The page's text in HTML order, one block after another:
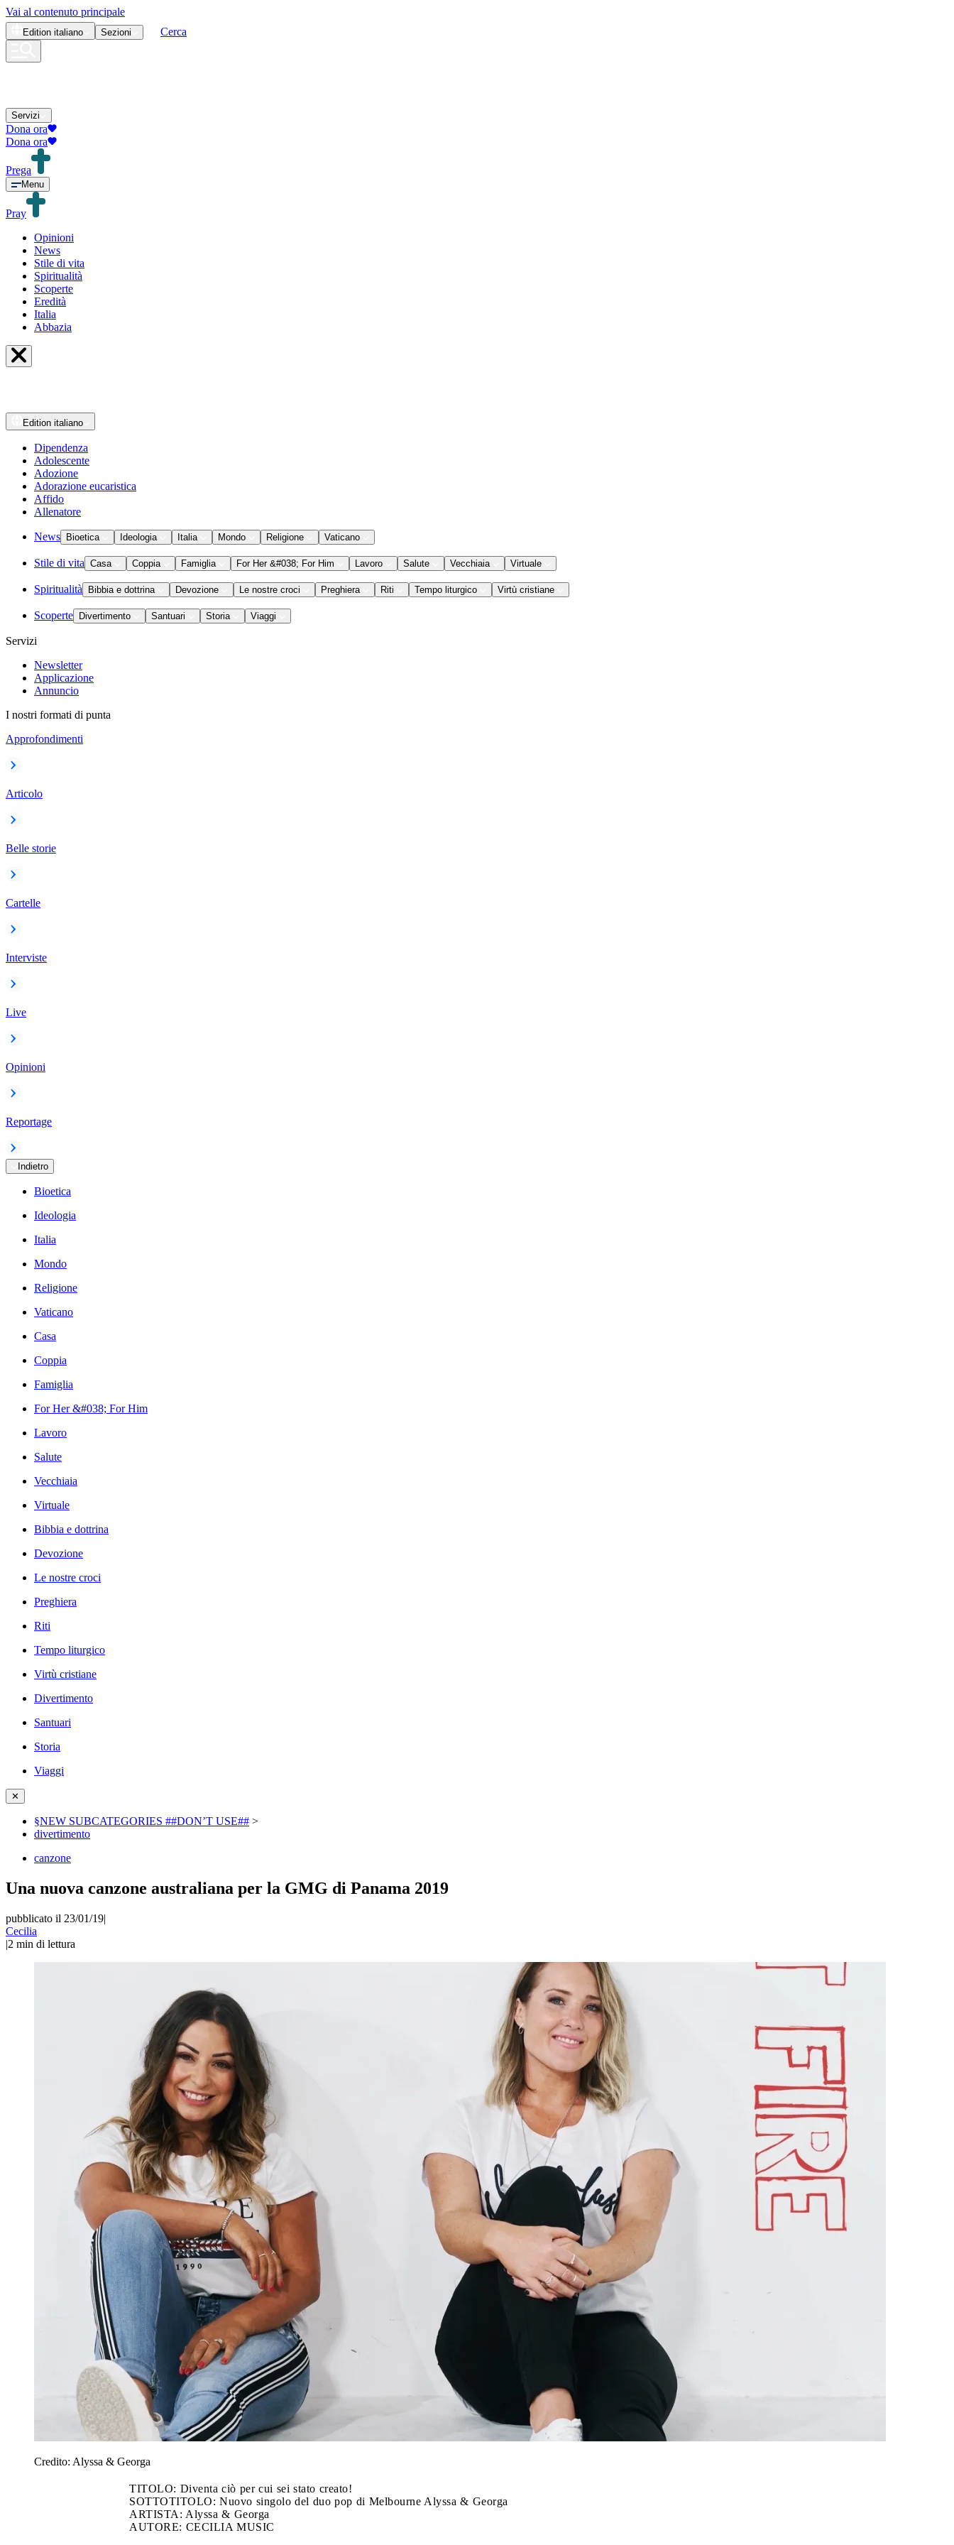
Vai al contenuto principale
Edition italiano Sezioni Cerca
Servizi
Dona ora
Dona ora
Prega
Menu
Pray
Opinioni
News
Stile di vita
Spiritualità
Scoperte
Eredità
Italia
Abbazia
Edition italiano
Dipendenza
Adolescente
Adozione
Adorazione eucaristica
Affido
Allenatore
News Bioetica Ideologia Italia Mondo Religione Vaticano
Stile di vita Casa Coppia Famiglia For Her &#038; For Him Lavoro Salute Vecchiaia Virtuale
Spiritualità Bibbia e dottrina Devozione Le nostre croci Preghiera Riti Tempo liturgico Virtù cristiane
Scoperte Divertimento Santuari Storia Viaggi
Servizi
Newsletter
Applicazione
Annuncio
I nostri formati di punta
Approfondimenti
Articolo
Belle storie
Cartelle
Interviste
Live
Opinioni
Reportage
Indietro
Bioetica
Ideologia
Italia
Mondo
Religione
Vaticano
Casa
Coppia
Famiglia
For Her &#038; For Him
Lavoro
Salute
Vecchiaia
Virtuale
Bibbia e dottrina
Devozione
Le nostre croci
Preghiera
Riti
Tempo liturgico
Virtù cristiane
Divertimento
Santuari
Storia
Viaggi
✕
§NEW SUBCATEGORIES ##DON’T USE## >
divertimento
canzone
Una nuova canzone australiana per la GMG di Panama 2019
pubblicato il 23/01/19|
Cecilia
|2 min di lettura
Credito: Alyssa & Georga
TITOLO: Diventa ciò per cui sei stato creato!
SOTTOTITOLO: Nuovo singolo del duo pop di Melbourne Alyssa & Georga
ARTISTA: Alyssa & Georga
AUTORE: CECILIA MUSIC